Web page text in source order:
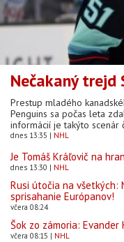
Nečakaný trejd
Prestup mladého
Penguins sa počas leta
informácií je takýto scenár
dnes 13:35 NHL
Je Tomáš Kráľovič na
dnes 13:30 NHL
Rusi útočia na všetkých:
sprisahanie Európanov!
včera 08:24
Šok zo zámoria: Evander
včera 08:15 NHL